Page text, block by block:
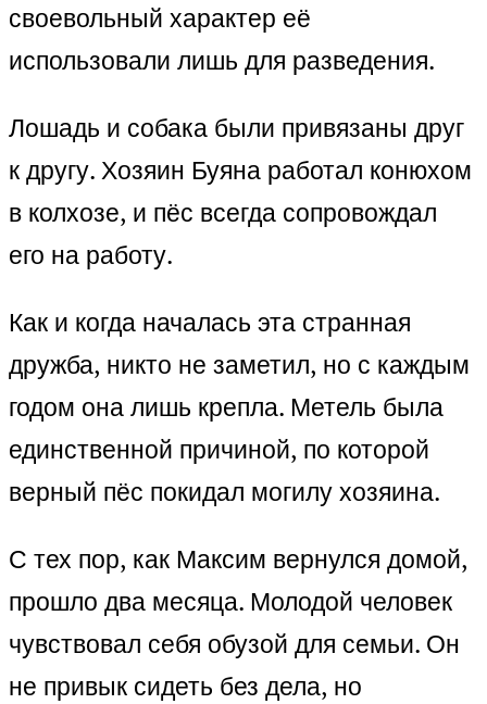
своевольный характер её
использовали лишь для разведения.
Лошадь и собака были привязаны друг
к другу. Хозяин Буяна работал конюхом
в колхозе, и пёс всегда сопровождал
его на работу.
Как и когда началась эта странная
дружба, никто не заметил, но с каждым
годом она лишь крепла. Метель была
единственной причиной, по которой
верный пёс покидал могилу хозяина.
С тех пор, как Максим вернулся домой,
прошло два месяца. Молодой человек
чувствовал себя обузой для семьи. Он
не привык сидеть без дела, но